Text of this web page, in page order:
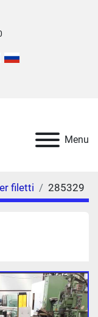
Menu
filetti 285329